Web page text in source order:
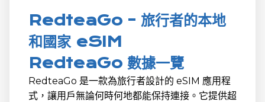
RedteaGo - 旅行者的本地
和國家 eSIM
RedteaGo 數據一覽
RedteaGo 是一款為旅行者設計的 eSIM 應用程
式，讓用戶無論何時何地都能保持連接。它提供超